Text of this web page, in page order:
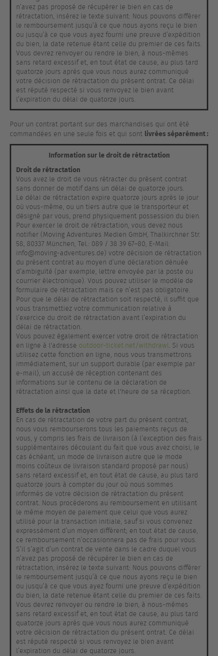
n’avez pas proposé de récupérer le bien en cas de
rétractation, insérez le texte suivant: Nous pouvons différer
le remboursement jusqu’à ce que nous ayons reçu le bien
ou jusqu’à ce que vous ayez fourni une preuve d’expédition
du bien, la date retenue étant celle du premier de ces faits.
Vous devrez renvoyer ou rendre le bien, à nous-mêmes
sans retard excessif et, en tout état de cause, au plus tard
quatorze jours après que vous nous aurez communiqué
votre décision de rétractation du présent ontrat. Ce délai
est réputé respecté si vous renvoyez le bien avant
l’expiration du délai de quatorze jours.
Pour un contrat portant sur des marchandises qui ont été
commandées en une seule fois et qui sont livrées séparément :
Information sur le droit de rétractation
Droit de rétractation
Vous avez le droit de vous rétracter du présent contrat
sans donner de motif dans un délai de quatorze jours.
Le délai de rétractation expire quatorze jours après le jour
où vous-même, ou un tiers autre que le transporteur et
désigné par vous, prend physiquement possession du bien.
Pour exercer le droit de rétractation, vous devez nous
notifier (Moving Adventures Medien GmbH, Thalkirchner Str.
58, 80337 München, Tel.: 089 / 38 39 67–80, E-Mail:
info@moving-adventures.de) votre décision de rétractation
du présent contrat au moyen d’une déclaration dénuée
d’ambiguïté (par exemple, lettre envoyée par la poste ou
courrier électronique). Vous pouvez utiliser le modèle de
formulaire de rétractation mais ce n’est pas obligatoire.
Pour que le délai de rétractation soit respecté, il suffit que
vous transmettiez votre communication relative à
l’exercice du droit de rétractation avant l’expiration du
délai de rétractation.
Vous pouvez également exercer votre droit de rétractation
en ligne à l'adresse outdoor-ticket.net/withdrawl. Si vous
utilisez cette fonction en ligne, nous vous transmettrons
immédiatement, sur un support durable (par exemple par
e-mail), un accusé de réception contenant des
informations sur le contenu de la déclaration de
rétractation ainsi que la date et l'heure de sa réception.
Effets de la rétractation
En cas de rétractation de votre part du présent contrat,
nous vous rembourserons tous les paiements reçus de
vous, y compris les frais de livraison (à l’exception des frais
supplémentaires découlant du fait que vous avez choisi, le
cas échéant, un mode de livraison autre que le mode
moins coûteux de livraison standard proposé par nous)
sans retard excessif et, en tout état de cause, au plus tard
quatorze jours à compter du jour où nous sommes
informés de votre décision de rétractation du présent
contrat. Nous procéderons au remboursement en utilisant
le même moyen de paiement que celui que vous aurez
utilisé pour la transaction initiale, sauf si vous convenez
expressément d’un moyen différent; en tout état de cause,
ce remboursement n’occasionnera pas de frais pour vous.
S’il s’agit d’un contrat de vente dans le cadre duquel vous
n’avez pas proposé de récupérer le bien en cas de
rétractation, insérez le texte suivant: Nous pouvons différer
le remboursement jusqu’à ce que nous ayons reçu le bien
ou jusqu’à ce que vous ayez fourni une preuve d’expédition
du bien, la date retenue étant celle du premier de ces faits.
Vous devrez renvoyer ou rendre le bien, à nous-mêmes
sans retard excessif et, en tout état de cause, au plus tard
quatorze jours après que vous nous aurez communiqué
votre décision de rétractation du présent ontrat. Ce délai
est réputé respecté si vous renvoyez le bien avant
l’expiration du délai de quatorze jours.